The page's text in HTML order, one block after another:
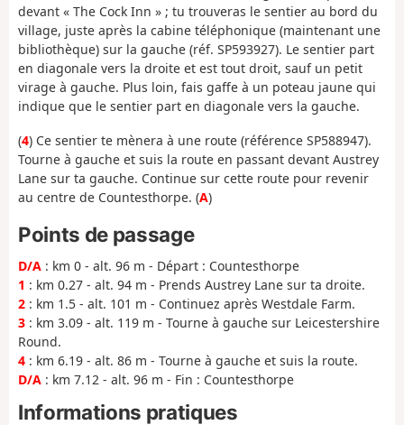
devant « The Cock Inn » ; tu trouveras le sentier au bord du
village, juste après la cabine téléphonique (maintenant une
bibliothèque) sur la gauche (réf. SP593927). Le sentier part
en diagonale vers la droite et est tout droit, sauf un petit
virage à gauche. Plus loin, fais gaffe à un poteau jaune qui
indique que le sentier part en diagonale vers la gauche.
(4) Ce sentier te mènera à une route (référence SP588947).
Tourne à gauche et suis la route en passant devant Austrey
Lane sur ta gauche. Continue sur cette route pour revenir
au centre de Countesthorpe. (A)
Points de passage
D/A : km 0 - alt. 96 m - Départ : Countesthorpe
1 : km 0.27 - alt. 94 m - Prends Austrey Lane sur ta droite.
2 : km 1.5 - alt. 101 m - Continuez après Westdale Farm.
3 : km 3.09 - alt. 119 m - Tourne à gauche sur Leicestershire
Round.
4 : km 6.19 - alt. 86 m - Tourne à gauche et suis la route.
D/A : km 7.12 - alt. 96 m - Fin : Countesthorpe
Informations pratiques